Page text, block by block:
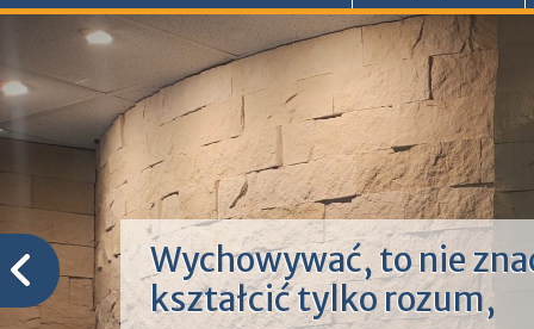
Wychowywać, to nie
kształcić tylko rozum,